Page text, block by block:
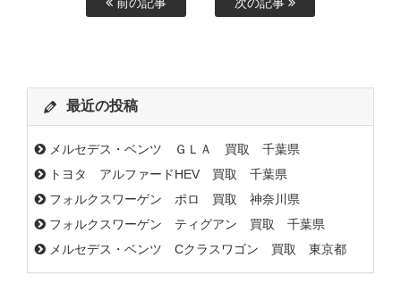
最近の投稿
メルセデス・ベンツ ＧＬＡ 買取 千葉県
トヨタ アルファードHEV 買取 千葉県
フォルクスワーゲン ポロ 買取 神奈川県
フォルクスワーゲン ティグアン 買取 千葉県
メルセデス・ベンツ Cクラスワゴン 買取 東京都